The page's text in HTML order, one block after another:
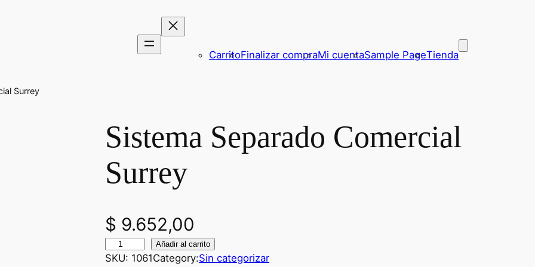
CarritoFinalizar compraMi cuentaSample PageTienda
Surrey
Sistema Separado Comercial
Surrey
$ 9.652,00
i
Añadir al carrito
SKU: 1061Category:Sin categorizar